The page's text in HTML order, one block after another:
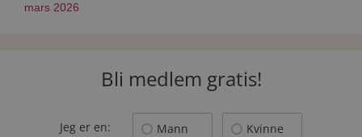
mars 2026
Bli medlem gratis!
Jeg er en: Mann Kvinne